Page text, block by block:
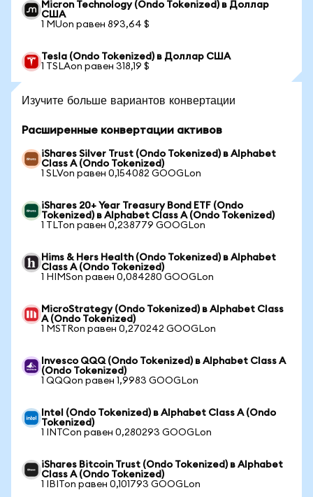
Micron Technology (Ondo Tokenized) в Доллар
США
1 MUon равен 893,64 $
Tesla (Ondo Tokenized) в Доллар США
1 TSLAon равен 318,19 $
Изучите больше вариантов конвертации
Расширенные конвертации активов
iShares Silver Trust (Ondo Tokenized) в Alphabet
Class A (Ondo Tokenized)
1 SLVon равен 0,154082 GOOGLon
iShares 20+ Year Treasury Bond ETF (Ondo
Tokenized) в Alphabet Class A (Ondo Tokenized)
1 TLTon равен 0,238779 GOOGLon
Hims & Hers Health (Ondo Tokenized) в Alphabet
Class A (Ondo Tokenized)
1 HIMSon равен 0,084280 GOOGLon
MicroStrategy (Ondo Tokenized) в Alphabet Class
A (Ondo Tokenized)
1 MSTRon равен 0,270242 GOOGLon
Invesco QQQ (Ondo Tokenized) в Alphabet Class A
(Ondo Tokenized)
1 QQQon равен 1,9983 GOOGLon
Intel (Ondo Tokenized) в Alphabet Class A (Ondo
Tokenized)
1 INTCon равен 0,280293 GOOGLon
iShares Bitcoin Trust (Ondo Tokenized) в Alphabet
Class A (Ondo Tokenized)
1 IBITon равен 0,101793 GOOGLon